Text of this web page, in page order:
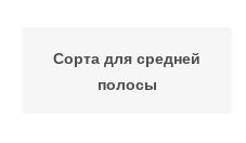
Сорта для средней
полосы